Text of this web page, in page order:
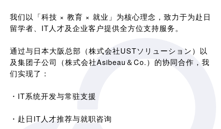
我们以「科技 × 教育 × 就业」为核心理念，致力于为赴日
留学者、IT人才及企业客户提供全方位支持服务。
通过与日本大阪总部（株式会社USTソリューション）以
及集团子公司（株式会社Asibeau＆Co.）的协同合作，我
们实现了：
・IT系统开发与常驻支援
・赴日IT人才推荐与就职咨询